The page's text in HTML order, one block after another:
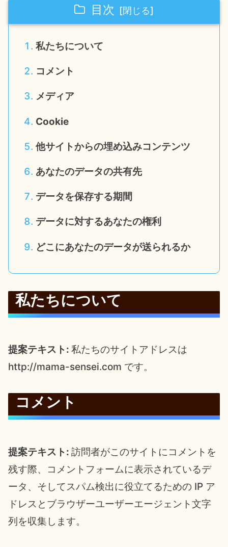
目次
私たちについて
コメント
メディア
Cookie
他サイトからの埋め込みコンテンツ
あなたのデータの共有先
データを保存する期間
データに対するあなたの権利
どこにあなたのデータが送られるか
私たちについて
提案テキスト: 私たちのサイトアドレスは
http://mama-sensei.com です。
コメント
提案テキスト: 訪問者がこのサイトにコメントを
残す際、コメントフォームに表示されているデ
ータ、そしてスパム検出に役立てるための IP ア
ドレスとブラウザーユーザーエージェント文字
列を収集します。